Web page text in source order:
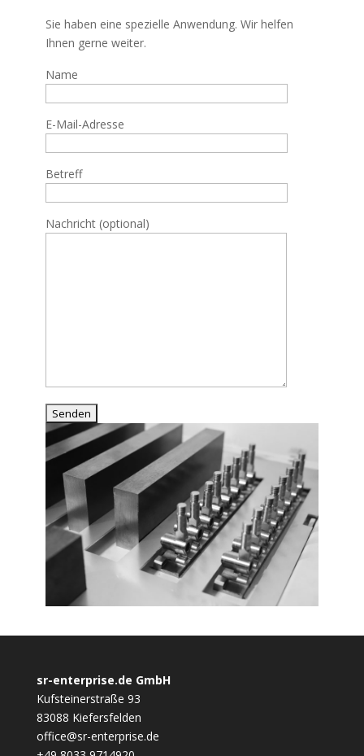
Sie haben eine spezielle Anwendung. Wir helfen
Ihnen gerne weiter.
Name
E-Mail-Adresse
Betreff
Nachricht (optional)
sr-enterprise.de GmbH
Kufsteinerstraße 93
83088 Kiefersfelden
office@sr-enterprise.de